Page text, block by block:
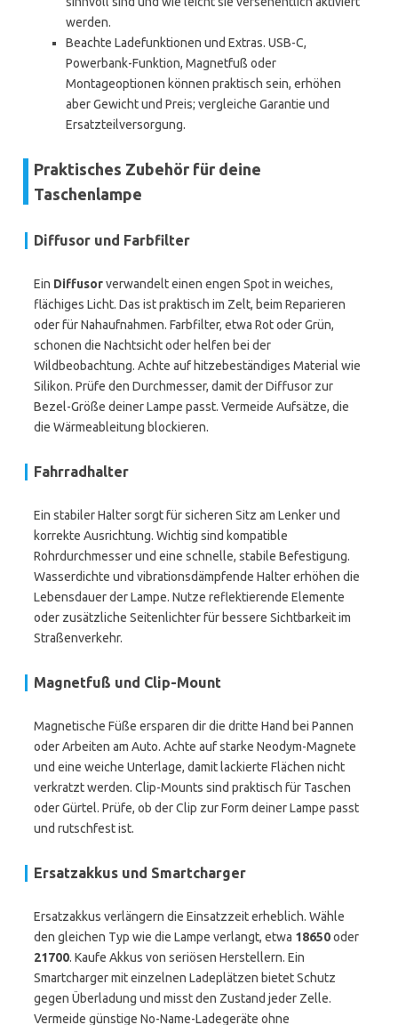
werden.
Beachte Ladefunktionen und Extras. USB-C,
Powerbank-Funktion, Magnetfuß oder
Montageoptionen können praktisch sein, erhöhen
aber Gewicht und Preis; vergleiche Garantie und
Ersatzteilversorgung.
Praktisches Zubehör für deine
Taschenlampe
Diffusor und Farbfilter
Ein Diffusorverwandelt einen engen Spot in weiches,
flächiges Licht. Das ist praktisch im Zelt, beim Reparieren
oder für Nahaufnahmen. Farbfilter, etwa Rot oder Grün,
schonen die Nachtsicht oder helfen bei der
Wildbeobachtung. Achte auf hitzebeständiges Material wie
Silikon. Prüfe den Durchmesser, damit der Diffusor zur
Bezel-Größe deiner Lampe passt. Vermeide Aufsätze, die
die Wärmeableitung blockieren.
Fahrradhalter
Ein stabiler Halter sorgt für sicheren Sitz am Lenker und
korrekte Ausrichtung. Wichtig sind kompatible
Rohrdurchmesser und eine schnelle, stabile Befestigung.
Wasserdichte und vibrationsdämpfende Halter erhöhen die
Lebensdauer der Lampe. Nutze reflektierende Elemente
oder zusätzliche Seitenlichter für bessere Sichtbarkeit im
Straßenverkehr.
Magnetfuß und Clip-Mount
Magnetische Füße ersparen dir die dritte Hand bei Pannen
oder Arbeiten am Auto. Achte auf starke Neodym-Magnete
und eine weiche Unterlage, damit lackierte Flächen nicht
verkratzt werden. Clip-Mounts sind praktisch für Taschen
oder Gürtel. Prüfe, ob der Clip zur Form deiner Lampe passt
und rutschfest ist.
Ersatzakkus und Smartcharger
Ersatzakkus verlängern die Einsatzzeit erheblich. Wähle
den gleichen Typ wie die Lampe verlangt, etwa 18650oder
21700. Kaufe Akkus von seriösen Herstellern. Ein
Smartcharger mit einzelnen Ladeplätzen bietet Schutz
gegen Überladung und misst den Zustand jeder Zelle.
Vermeide günstige No-Name-Ladegeräte ohne